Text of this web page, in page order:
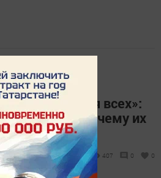
или «шоу для всех»:
и почему их
- 09:26 407 0 0